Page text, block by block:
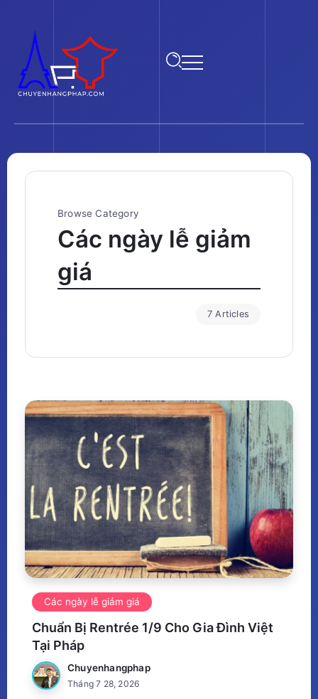
Browse Category
Các ngày lễ giảm
giá
7 Articles
Các ngày lễ giảm giá
Chuẩn Bị Rentrée 1/9 Cho Gia Đình Việt
Tại Pháp
Chuyenhangphap
Tháng 7 28, 2026